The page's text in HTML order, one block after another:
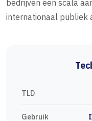
bedrijven een scala
internationaal publiek
TLD
Gebruik